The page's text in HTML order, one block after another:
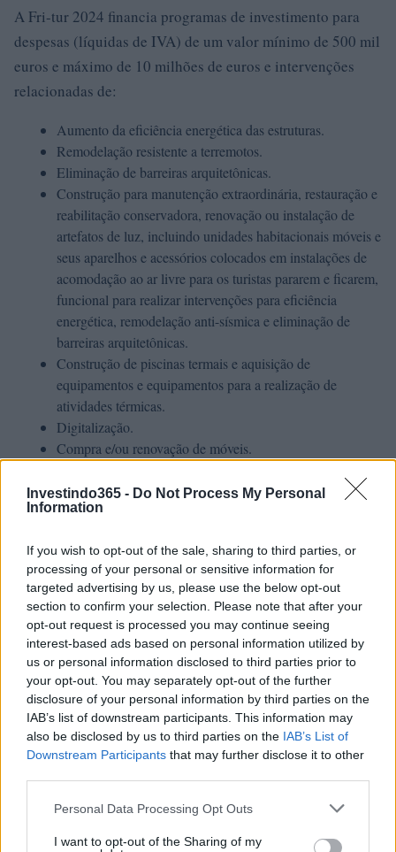
Investindo365 - Do Not Process My Personal
Information
If you wish to opt-out of the sale, sharing to third parties, or
processing of your personal or sensitive information for
targeted advertising by us, please use the below opt-out
section to confirm your selection. Please note that after your
opt-out request is processed you may continue seeing
interest-based ads based on personal information utilized by
us or personal information disclosed to third parties prior to
your opt-out. You may separately opt-out of the further
disclosure of your personal information by third parties on the
IAB’s list of downstream participants. This information may
also be disclosed by us to third parties on the IAB’s List of
Downstream Participants that may further disclose it to other
Please note that this website/app uses one or more Google
not limited to your visit or usage behaviour. You may click to
Personal Data Processing Opt Outs
I want to opt-out of the Sharing of my
A Fri-tur 2024 financia programas de investimento para
despesas (líquidas de IVA) de um valor mínimo de 500 mil
euros e máximo de 10 milhões de euros e intervenções
relacionadas de:
Aumento da eficiência energética das estruturas.
Remodelação resistente a terremotos.
Eliminação de barreiras arquitetônicas.
Construção para manutenção extraordinária, restauração e
reabilitação conservadora, renovação ou instalação de
artefatos de luz, incluindo unidades habitacionais móveis e
seus aparelhos e acessórios colocados em instalações de
acomodação ao ar livre para os turistas pararem e ficarem,
funcional para realizar intervenções para eficiência
energética, remodelação anti-sísmica e eliminação de
barreiras arquitetônicas.
Construção de piscinas termais e aquisição de
equipamentos e equipamentos para a realização de
atividades térmicas.
Digitalização.
Compra e/ou renovação de móveis.
Extensão e como se inscrever
digital (SPID, CNS, CIE), acessar a área reservada do
portal da Invitalia e preencher a inscrição on-line. O
procedimento foi aberto em 1º de julho e há tempo até 12
de setembro de 2024 (12h) para prosseguir. Com um aviso
publicado em 30 de julho de 2024, o Ministério do
Turismo confirmou a prorrogação do prazo para acessar o
benefício
A investigação dos pedidos de incentivo será realizada em
ordem cronológica na qual os pedidos de financiamento e